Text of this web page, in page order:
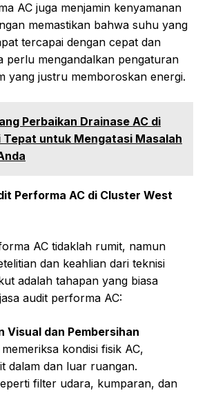
AC juga menjamin kenyamanan
memastikan bahwa suhu yang
tercapai dengan cepat dan
perlu mengandalkan pengaturan
yang justru memboroskan energi.
Perbaikan Drainase AC di
Tepat untuk Mengatasi Masalah
Performa AC di Cluster West
AC tidaklah rumit, namun
dan keahlian dari teknisi
adalah tahapan yang biasa
audit performa AC:
Visual dan Pembersihan
kondisi fisik AC,
dalam dan luar ruangan.
filter udara, kumparan, dan